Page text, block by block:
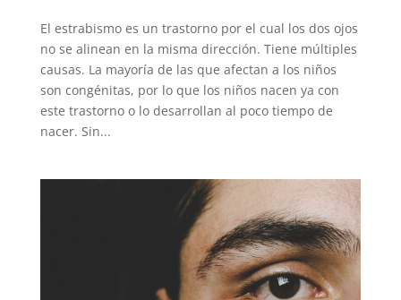
El estrabismo es un trastorno por el cual los dos ojos
no se alinean en la misma dirección. Tiene múltiples
causas. La mayoría de las que afectan a los niños
son congénitas, por lo que los niños nacen ya con
este trastorno o lo desarrollan al poco tiempo de
nacer. Sin...